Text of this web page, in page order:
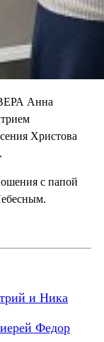
Анна
Христова
с папой
и Ника
Федор